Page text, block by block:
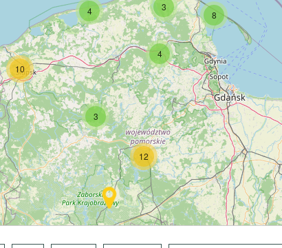
8
3
4
3
4
10
12